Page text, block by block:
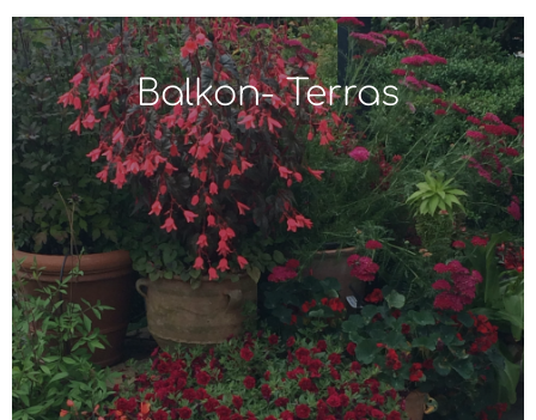
Balkon- Terras